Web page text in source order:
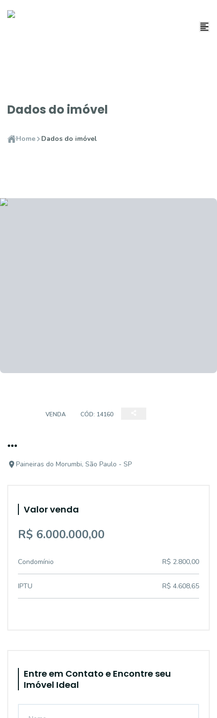
Dados do imóvel
Home Dados do imóvel
VENDA CÓD: 14160
...
Paineiras do Morumbi, São Paulo - SP
Valor venda
R$ 6.000.000,00
Condomínio R$ 2.800,00
IPTU R$ 4.608,65
Entre em Contato e Encontre seu
Imóvel Ideal